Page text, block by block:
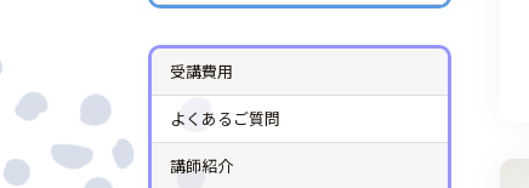
受講費用
よくあるご質問
講師紹介